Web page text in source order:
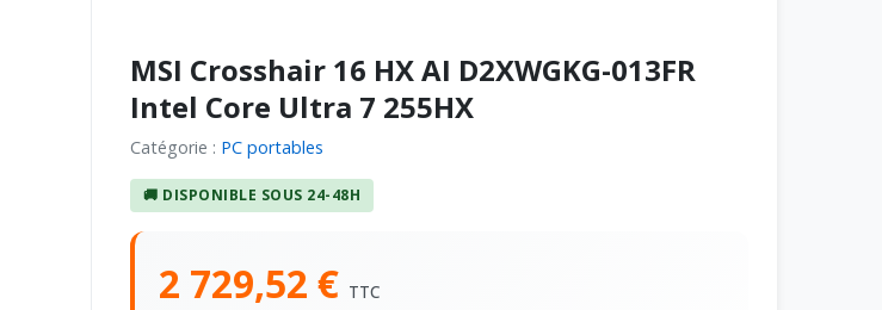
MSI Crosshair 16 HX AI D2XWGKG-013FR
Intel Core Ultra 7 255HX
Catégorie : PC portables
🚚 DISPONIBLE SOUS 24-48H
2 729,52 € TTC